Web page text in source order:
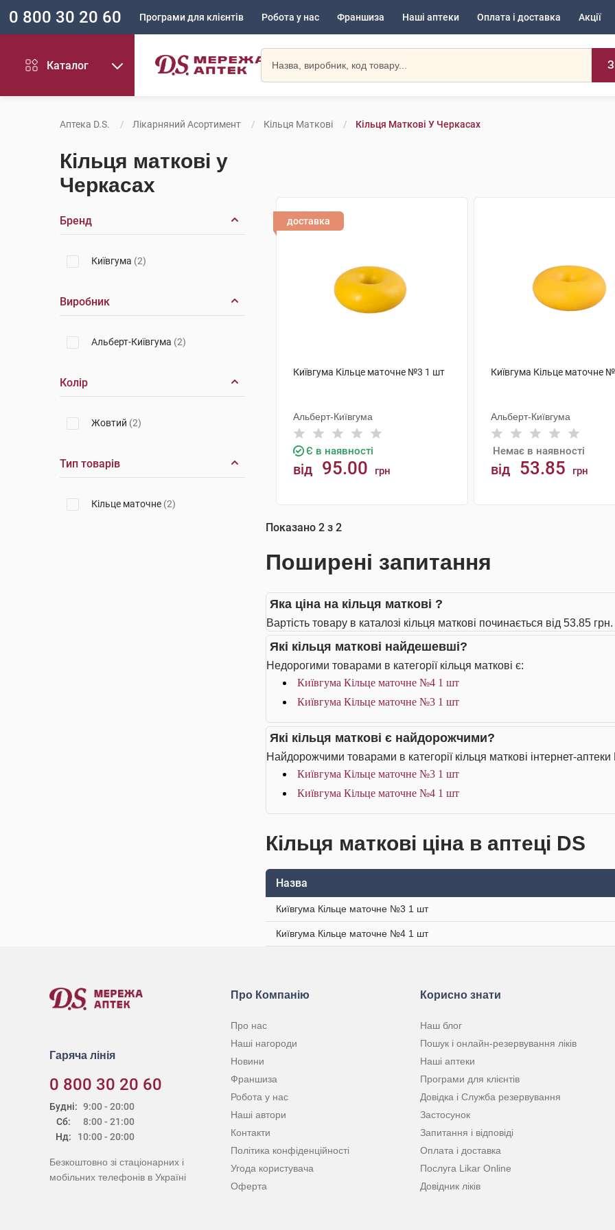
0 800 30 20 60 Програми для клієнтів Робота у нас Франшиза Наші аптеки Оплата і доставка Акції
Каталог
Аптека D.S. Лікарняний Асортимент Кільця Маткові Кільця Маткові У Черкасах
Кільця маткові у
Черкасах
Бренд
Київгума (2)
Виробник
Альберт-Київгума (2)
Колір
Жовтий (2)
Тип товарів
Кільце маточне (2)
доставка
Київгума Кільце маточне №3 1 шт
Альберт-Київгума
Є в наявності
від 95.00 грн
Київгума Кільце маточне
Альберт-Київгума
Немає в наявності
від 53.85 грн
Показано 2 з 2
Поширені запитання
Яка ціна на кільця маткові ?
Вартість товару в каталозі кільця маткові починається від 53.85 грн.
Які кільця маткові найдешевші?
Недорогими товарами в категорії кільця маткові є:
Київгума Кільце маточне №4 1 шт
Київгума Кільце маточне №3 1 шт
Які кільця маткові є найдорожчими?
Найдорожчими товарами в категорії кільця маткові інтернет-аптеки
Київгума Кільце маточне №3 1 шт
Київгума Кільце маточне №4 1 шт
Кільця маткові ціна в аптеці DS
Назва
Київгума Кільце маточне №3 1 шт
Київгума Кільце маточне №4 1 шт
Гаряча лінія
0 800 30 20 60
Будні:
Сб:
Нд:
9:00 - 20:00
8:00 - 21:00
10:00 - 20:00
Безкоштовно зі стаціонарних і
мобільних телефонів в Україні
Про Компанію
Про нас
Наші нагороди
Новини
Франшиза
Робота у нас
Наші автори
Контакти
Політика конфіденційності
Угода користувача
Оферта
Корисно знати
Наш блог
Пошук і онлайн-резервування ліків
Наші аптеки
Програми для клієнтів
Довідка і Служба резервування
Застосунок
Запитання і відповіді
Оплата і доставка
Послуга Likar Online
Довідник ліків